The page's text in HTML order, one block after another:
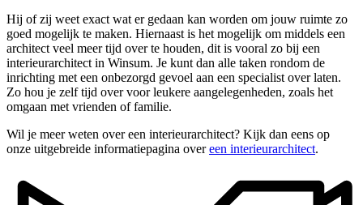
Hij of zij weet exact wat er gedaan kan worden om jouw ruimte zo
goed mogelijk te maken. Hiernaast is het mogelijk om middels een
architect veel meer tijd over te houden, dit is vooral zo bij een
interieurarchitect in Winsum. Je kunt dan alle taken rondom de
inrichting met een onbezorgd gevoel aan een specialist over laten.
Zo hou je zelf tijd over voor leukere aangelegenheden, zoals het
omgaan met vrienden of familie.
Wil je meer weten over een interieurarchitect? Kijk dan eens op
onze uitgebreide informatiepagina overeen interieurarchitect.